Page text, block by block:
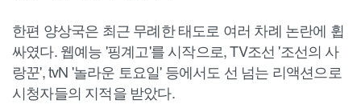
한편 양상국은 최근 무례한 태도로 여러 차례 논란에 휩
싸였다. 웹예능 '핑계고'를 시작으로, TV조선 '조선의 사
랑꾼', tvN '놀라운 토요일' 등에서도 선 넘는 리액션으로
시청자들의 지적을 받았다.